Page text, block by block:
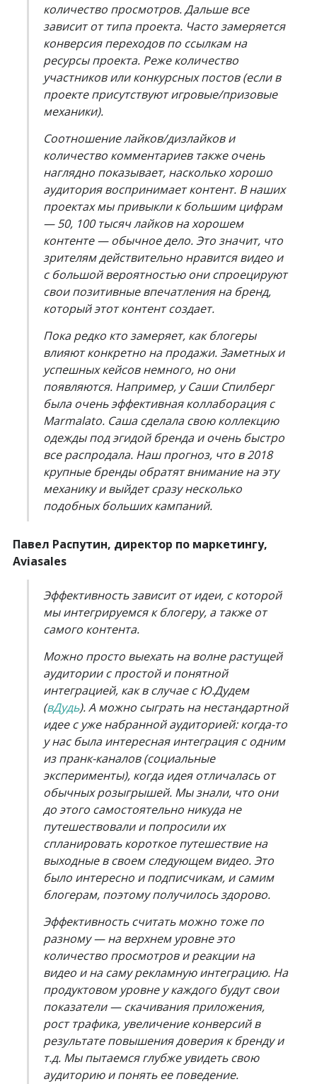
количество просмотров. Дальше все
зависит от типа проекта. Часто замеряется
конверсия переходов по ссылкам на
ресурсы проекта. Реже количество
участников или конкурсных постов (если в
проекте присутствуют игровые/призовые
механики).
Соотношение лайков/дизлайков и
количество комментариев также очень
наглядно показывает, насколько хорошо
аудитория воспринимает контент. В наших
проектах мы привыкли к большим цифрам
— 50, 100 тысяч лайков на хорошем
контенте — обычное дело. Это значит, что
зрителям действительно нравится видео и
с большой вероятностью они спроецируют
свои позитивные впечатления на бренд,
который этот контент создает.
Пока редко кто замеряет, как блогеры
влияют конкретно на продажи. Заметных и
успешных кейсов немного, но они
появляются. Например, у Саши Спилберг
была очень эффективная коллаборация с
Marmalato. Саша сделала свою коллекцию
одежды под эгидой бренда и очень быстро
все распродала. Наш прогноз, что в 2018
крупные бренды обратят внимание на эту
механику и выйдет сразу несколько
подобных больших кампаний.
Павел Распутин, директор по маркетингу,
Aviasales
Эффективность зависит от идеи, с которой
мы интегрируемся к блогеру, а также от
самого контента.
Можно просто выехать на волне растущей
аудитории с простой и понятной
интеграцией, как в случае с Ю.Дудем
(вДудь). А можно сыграть на нестандартной
идее с уже набранной аудиторией: когда-то
у нас была интересная интеграция с одним
из пранк-каналов (социальные
эксперименты), когда идея отличалась от
обычных розыгрышей. Мы знали, что они
до этого самостоятельно никуда не
путешествовали и попросили их
спланировать короткое путешествие на
выходные в своем следующем видео. Это
было интересно и подписчикам, и самим
блогерам, поэтому получилось здорово.
Эффективность считать можно тоже по
разному — на верхнем уровне это
количество просмотров и реакции на
видео и на саму рекламную интеграцию. На
продуктовом уровне у каждого будут свои
показатели — скачивания приложения,
рост трафика, увеличение конверсий в
результате повышения доверия к бренду и
т.д. Мы пытаемся глубже увидеть свою
аудиторию и понять ее поведение.